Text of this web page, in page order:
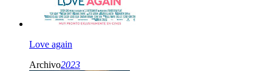
Love again
Archivo2023